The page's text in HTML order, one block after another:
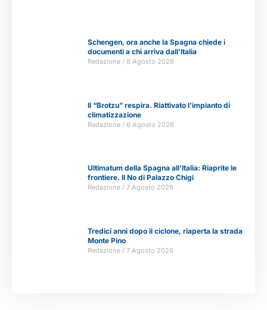
Schengen, ora anche la Spagna chiede i
documenti a chi arriva dall’Italia
Redazione 8 Agosto 2026
Il “Brotzu” respira. Riattivato l’impianto di
climatizzazione
Redazione 8 Agosto 2026
Ultimatum della Spagna all’Italia: Riaprite le
frontiere. Il No di Palazzo Chigi
Redazione 7 Agosto 2026
Tredici anni dopo il ciclone, riaperta la strada
Monte Pino
Redazione 7 Agosto 2026